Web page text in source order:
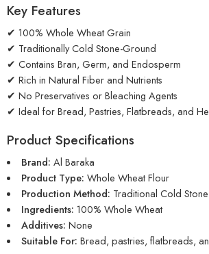
Key Features
✔ 100% Whole Wheat Grain
✔ Traditionally Cold Stone-Ground
✔ Contains Bran, Germ, and Endosperm
✔ Rich in Natural Fiber and Nutrients
✔ No Preservatives or Bleaching Agents
✔ Ideal for Bread, Pastries, Flatbreads, and
Product Specifications
Brand: Al Baraka
Product Type: Whole Wheat Flour
Production Method: Traditional Cold
Ingredients: 100% Whole Wheat
Additives: None
Suitable For: Bread, pastries, flatbreads,